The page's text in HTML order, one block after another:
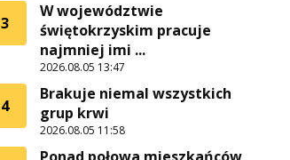
3
W województwie
świętokrzyskim pracuje
najmniej imi ...
2026.08.05 13:47
4
Brakuje niemal wszystkich
grup krwi
2026.08.05 11:58